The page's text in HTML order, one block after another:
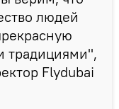
людей
традициями",
Flydubai